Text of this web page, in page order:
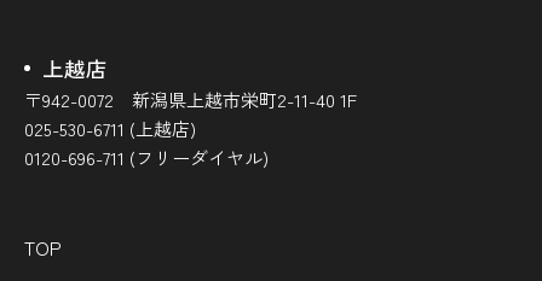
上越店
〒942-0072 新潟県上越市栄町2-11-40 1F
025-530-6711 (上越店)
0120-696-711 (フリーダイヤル)
TOP